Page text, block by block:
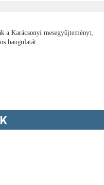
a Karácsonyi mesegyűjteményt,
hangulatát.